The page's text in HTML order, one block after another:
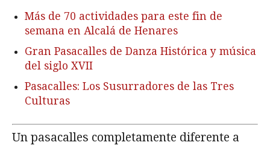
Más de 70 actividades para este fin de
semana en Alcalá de Henares
Gran Pasacalles de Danza Histórica y música
del siglo XVII
Pasacalles: Los Susurradores de las Tres
Culturas
Un pasacalles completamente diferente a